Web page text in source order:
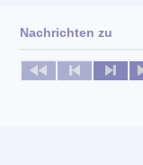
Nachrichten zu
Keine News verfügbar